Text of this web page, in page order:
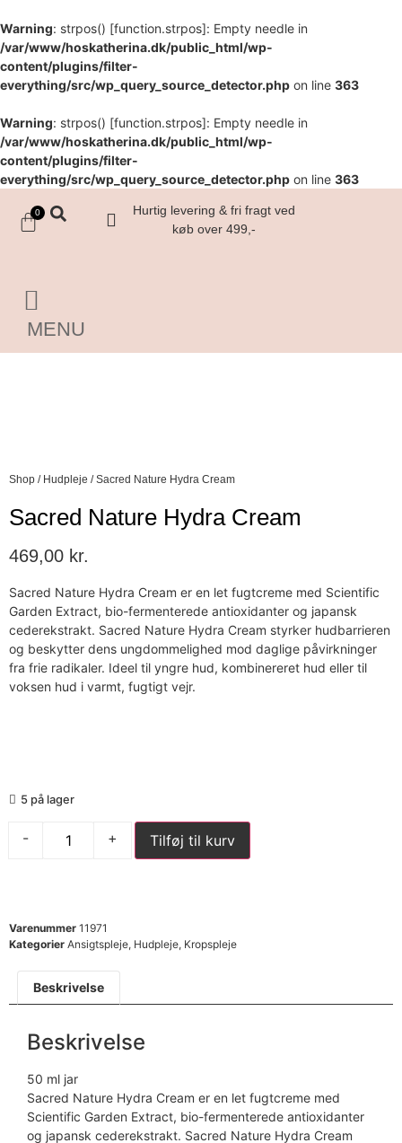
Warning: strpos() [function.strpos]: Empty needle in
/var/www/hoskatherina.dk/public_html/wp-
content/plugins/filter-
everything/src/wp_query_source_detector.php on line 363
Warning: strpos() [function.strpos]: Empty needle in
/var/www/hoskatherina.dk/public_html/wp-
content/plugins/filter-
everything/src/wp_query_source_detector.php on line 363
MENU
Hurtig levering & fri fragt ved
køb over 499,-
0
Shop / Hudpleje /Sacred Nature Hydra Cream
Sacred Nature Hydra Cream
469,00 kr.
Sacred Nature Hydra Cream er en let fugtcreme med Scientific
Garden Extract, bio-fermenterede antioxidanter og japansk
cederekstrakt. Sacred Nature Hydra Cream styrker hudbarrieren
og beskytter dens ungdommelighed mod daglige påvirkninger
fra frie radikaler. Ideel til yngre hud, kombinereret hud eller til
voksen hud i varmt, fugtigt vejr.
5 på lager
- + Tilføj til kurv
Varenummer 11971
Kategorier Ansigtspleje, Hudpleje, Kropspleje
Beskrivelse
Beskrivelse
50 ml jar
Sacred Nature Hydra Cream er en let fugtcreme med
Scientific Garden Extract, bio-fermenterede antioxidanter
og japansk cederekstrakt. Sacred Nature Hydra Cream